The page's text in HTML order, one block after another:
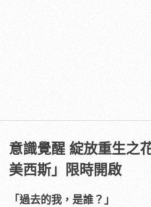
意識覺醒 綻放重生之
美西斯」限時開啟
「過去的我，是誰？」